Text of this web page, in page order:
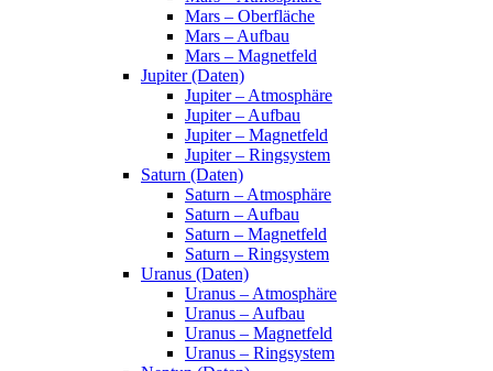
Mars – Oberfläche
Mars – Aufbau
Mars – Magnetfeld
Jupiter (Daten)
Jupiter – Atmosphäre
Jupiter – Aufbau
Jupiter – Magnetfeld
Jupiter – Ringsystem
Saturn (Daten)
Saturn – Atmosphäre
Saturn – Aufbau
Saturn – Magnetfeld
Saturn – Ringsystem
Uranus (Daten)
Uranus – Atmosphäre
Uranus – Aufbau
Uranus – Magnetfeld
Uranus – Ringsystem